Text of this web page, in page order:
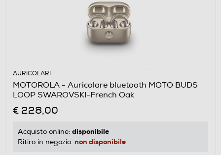
AURICOLARI
MOTOROLA - Auricolare bluetooth MOTO BUDS
LOOP SWAROVSKI-French Oak
€ 228,00
Acquisto online: disponibile
Ritiro in negozio: non disponibile